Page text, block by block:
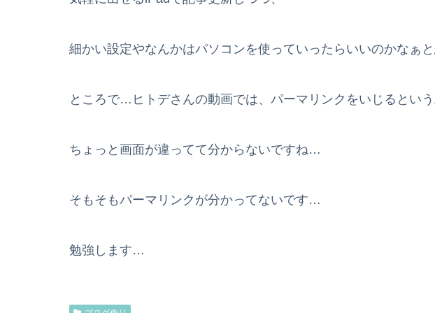
細かい設定やなんかはパソコンを使っていったらいいのかなぁと
ところで…ヒトデさんの動画では、パーマリンクをいじるという
ちょっと画面が違ってて分からないですね…
そもそもパーマリンクが分かってないです…
勉強します…